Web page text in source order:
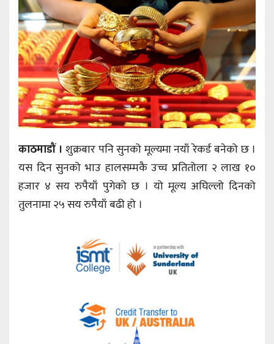
काठमाडौं । शुक्रबार पनि सुनको मूल्यमा नयाँ रेकर्ड बनेको छ ।
यस दिन सुनको भाउ हालसम्मकै उच्च प्रतितोला २ लाख १०
हजार ४ सय रुपैयाँ पुगेको छ । यो मूल्य अघिल्लो दिनको
तुलनामा २५ सय रुपैयाँ बढी हो ।